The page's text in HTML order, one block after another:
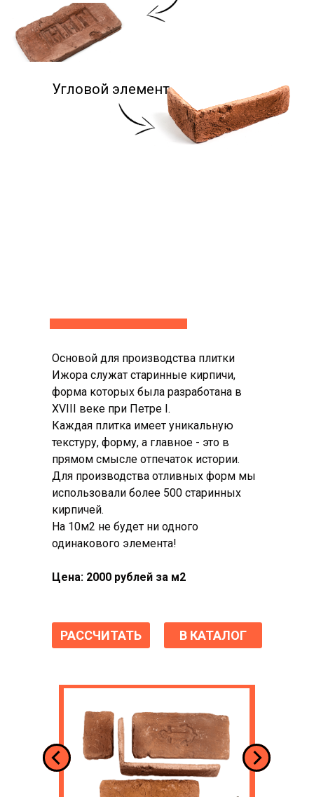
Угловой элемент
Основой для производства плитки
Ижора служат старинные кирпичи,
форма которых была разработана в
XVIII веке при Петре I.
Каждая плитка имеет уникальную
текстуру, форму, а главное - это в
прямом смысле отпечаток истории.
Для производства отливных форм мы
использовали более 500 старинных
кирпичей.
На 10м2 не будет ни одного
одинакового элемента!
Цена: 2000 рублей за м2
РАССЧИТАТЬ В КАТАЛОГ